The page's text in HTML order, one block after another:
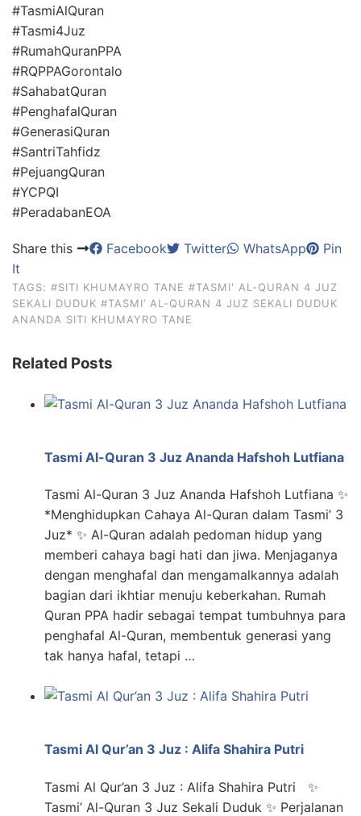
#TasmiAlQuran
#Tasmi4Juz
#RumahQuranPPA
#RQPPAGorontalo
#SahabatQuran
#PenghafalQuran
#GenerasiQuran
#SantriTahfidz
#PejuangQuran
#YCPQI
#PeradabanEOA
Share this Facebook Twitter WhatsApp
Pin
It
TAGS: #SITI KHUMAYRO TANE #TASMI' AL-QURAN 4 JUZ
SEKALI DUDUK #TASMI’ AL-QURAN 4 JUZ SEKALI DUDUK
ANANDA SITI KHUMAYRO TANE
Related Posts
Tasmi Al-Quran 3 Juz Ananda Hafshoh Lutfiana
Tasmi Al-Quran 3 Juz Ananda Hafshoh Lutfiana ✨
*Menghidupkan Cahaya Al-Quran dalam Tasmi’ 3
Juz* ✨ Al-Quran adalah pedoman hidup yang
memberi cahaya bagi hati dan jiwa. Menjaganya
dengan menghafal dan mengamalkannya adalah
bagian dari ikhtiar menuju keberkahan. Rumah
Quran PPA hadir sebagai tempat tumbuhnya para
penghafal Al-Quran, membentuk generasi yang
tak hanya hafal, tetapi …
Tasmi Al Qur’an 3 Juz : Alifa Shahira Putri
Tasmi Al Qur’an 3 Juz : Alifa Shahira Putri ✨
Tasmi’ Al-Quran 3 Juz Sekali Duduk ✨ Perjalanan